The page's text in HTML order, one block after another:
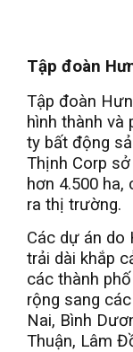
Tập đoàn
Tập đoàn
hình thành và
ty bất động
Thịnh Corp
hơn 4.500 ha,
ra thị trường.
Các dự án do
trải dài khắp
các thành
rộng sang
Nai, Bình
Thuận, Lâm